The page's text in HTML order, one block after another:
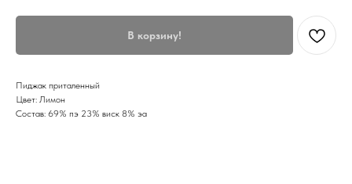
В корзину!
Пиджак приталенный
Цвет: Лимон
Состав: 69% пэ 23% виск 8% эа